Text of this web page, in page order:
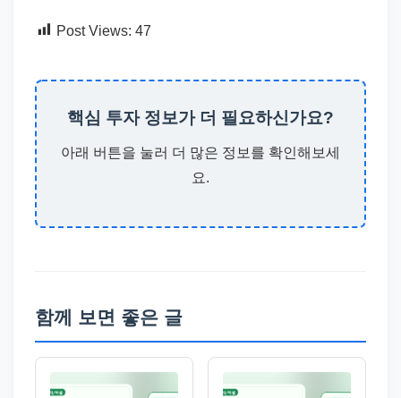
Post Views: 47
핵심 투자 정보가 더 필요하신가요?
아래 버튼을 눌러 더 많은 정보를 확인해보세
요.
함께 보면 좋은 글